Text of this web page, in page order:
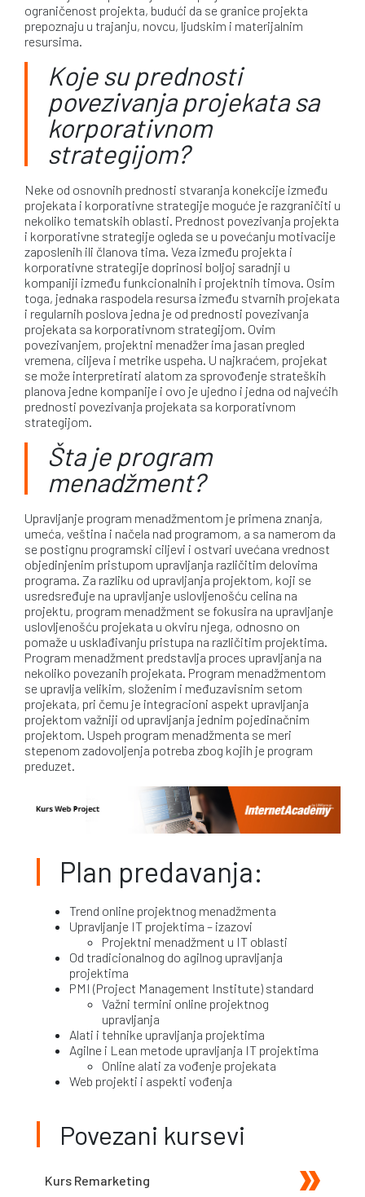
ograničenost projekta, budući da se granice projekta
prepoznaju u trajanju, novcu, ljudskim i materijalnim
resursima.
Koje su prednosti
povezivanja projekata sa
korporativnom
strategijom?
Neke od osnovnih prednosti stvaranja konekcije između
projekata i korporativne strategije moguće je razgraničiti u
nekoliko tematskih oblasti. Prednost povezivanja projekta
i korporativne strategije ogleda se u povećanju motivacije
zaposlenih ili članova tima. Veza između projekta i
korporativne strategije doprinosi boljoj saradnji u
kompaniji između funkcionalnih i projektnih timova. Osim
toga, jednaka raspodela resursa između stvarnih projekata
i regularnih poslova jedna je od prednosti povezivanja
projekata sa korporativnom strategijom. Ovim
povezivanjem, projektni menadžer ima jasan pregled
vremena, ciljeva i metrike uspeha. U najkraćem, projekat
se može interpretirati alatom za sprovođenje strateških
planova jedne kompanije i ovo je ujedno i jedna od najvećih
prednosti povezivanja projekata sa korporativnom
strategijom.
Šta je program
menadžment?
Upravljanje program menadžmentom je primena znanja,
umeća, veština i načela nad programom, a sa namerom da
se postignu programski ciljevi i ostvari uvećana vrednost
objedinjenim pristupom upravljanja različitim delovima
programa. Za razliku od upravljanja projektom, koji se
usredsređuje na upravljanje uslovljenošću celina na
projektu, program menadžment se fokusira na upravljanje
uslovljenošću projekata u okviru njega, odnosno on
pomaže u usklađivanju pristupa na različitim projektima.
Program menadžment predstavlja proces upravljanja na
nekoliko povezanih projekata. Program menadžmentom
se upravlja velikim, složenim i međuzavisnim setom
projekata, pri čemu je integracioni aspekt upravljanja
projektom važniji od upravljanja jednim pojedinačnim
projektom. Uspeh program menadžmenta se meri
stepenom zadovoljenja potreba zbog kojih je program
preduzet.
Plan predavanja:
Trend online projektnog menadžmenta
Upravljanje IT projektima – izazovi
Projektni menadžment u IT oblasti
Od tradicionalnog do agilnog upravljanja
projektima
PMI (Project Management Institute) standard
Važni termini online projektnog
upravljanja
Alati i tehnike upravljanja projektima
Agilne i Lean metode upravljanja IT projektima
Online alati za vođenje projekata
Web projekti i aspekti vođenja
Povezani kursevi
Kurs Remarketing